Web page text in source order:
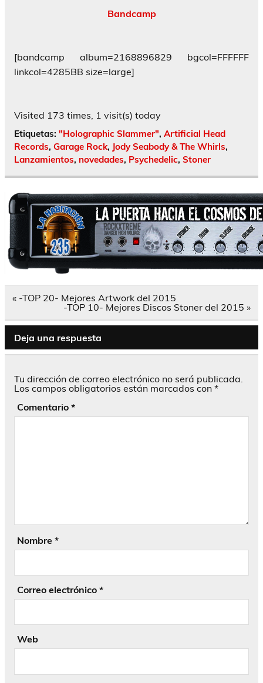
Bandcamp
[bandcamp album=2168896829 bgcol=FFFFFF
linkcol=4285BB size=large]
Visited 173 times, 1 visit(s) today
Etiquetas: "Holographic Slammer", Artificial Head
Records, Garage Rock, Jody Seabody & The Whirls,
Lanzamientos, novedades, Psychedelic, Stoner
Navegación
« -TOP 20- Mejores Artwork del 2015
-TOP 10- Mejores Discos Stoner del 2015 »
Deja una respuesta
Tu dirección de correo electrónico no será publicada.
Los campos obligatorios están marcados con *
Comentario *
Nombre *
Correo electrónico *
Web